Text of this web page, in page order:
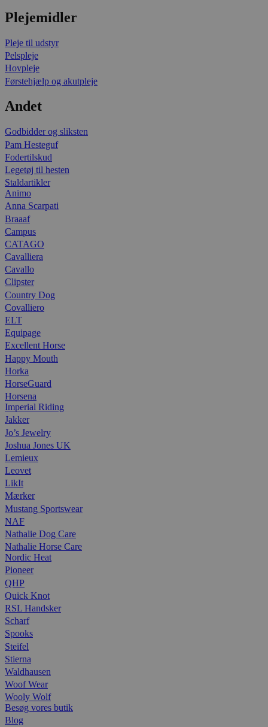
Plejemidler
Pleje til udstyr
Pelspleje
Hovpleje
Førstehjælp og akutpleje
Andet
Godbidder og sliksten
Pam Hesteguf
Fodertilskud
Legetøj til hesten
Staldartikler
Animo
Anna Scarpati
Braaaf
Campus
CATAGO
Cavalliera
Cavallo
Clipster
Country Dog
Covalliero
ELT
Equipage
Excellent Horse
Happy Mouth
Horka
HorseGuard
Horsena
Imperial Riding
Jakker
Jo’s Jewelry
Joshua Jones UK
Lemieux
Leovet
LikIt
Mærker
Mustang Sportswear
NAF
Nathalie Dog Care
Nathalie Horse Care
Nordic Heat
Pioneer
QHP
Quick Knot
RSL Handsker
Scharf
Spooks
Steifel
Stierna
Waldhausen
Woof Wear
Wooly Wolf
Besøg vores butik
Blog